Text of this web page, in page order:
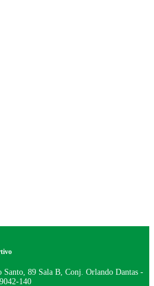
Santo, 89 Sala B, Conj. Orlando Dantas -
140